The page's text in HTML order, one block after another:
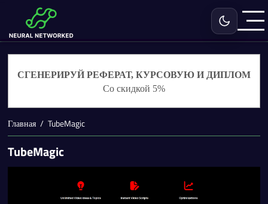
Включить
СГЕНЕРИРУЙ РЕФЕРАТ, КУРСОВУЮ И ДИПЛОМ
Со скидкой 5%
Главная TubeMagic
TubeMagic